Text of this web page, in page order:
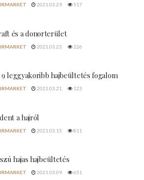
2021.03.29. 517
és a donorterület
2021.03.23. 226
9 leggyakoribb hajbeültetés fogalom
2021.03.21. 123
a hajról
2021.03.15. 811
hajas hajbeültetés
2021.03.09. 651